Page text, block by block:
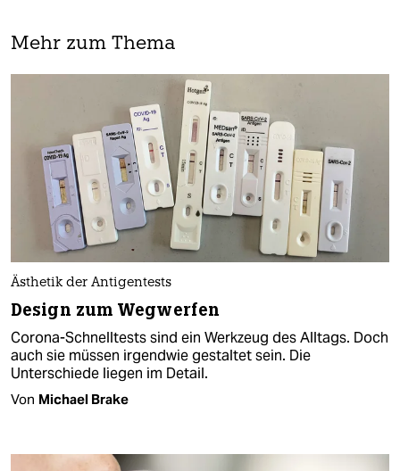
Mehr zum Thema
Ästhetik der Antigentests
Design zum Wegwerfen
Corona-Schnelltests sind ein Werkzeug des Alltags. Doch
auch sie müssen irgendwie gestaltet sein. Die
Unterschiede liegen im Detail.
Von Michael Brake